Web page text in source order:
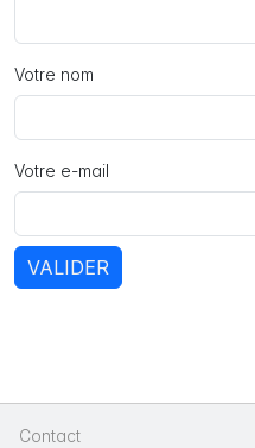
Votre nom
Votre e-mail
VALIDER
Contact